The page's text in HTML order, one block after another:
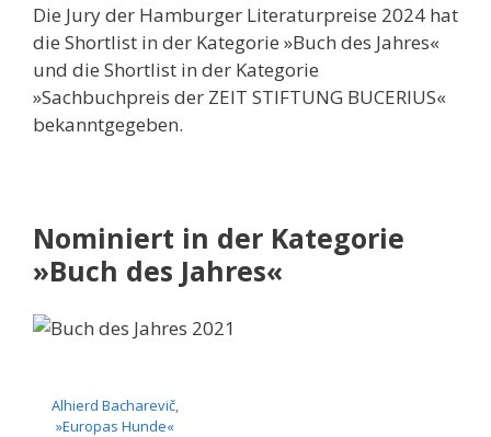
Die Jury der Hamburger Literaturpreise 2024 hat
die Shortlist in der Kategorie »Buch des Jahres«
und die Shortlist in der Kategorie
»Sachbuchpreis der ZEIT STIFTUNG BUCERIUS«
bekanntgegeben.
Nominiert in der Kategorie
»Buch des Jahres«
Alhierd Bacharevič,
»Europas Hunde«